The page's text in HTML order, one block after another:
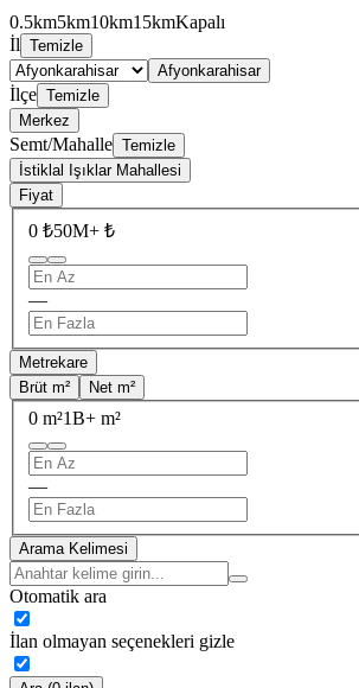
0.5km5km10km15kmKapalı
İl Temizle
Afyonkarahisar
İlçe Temizle
Merkez
Semt/Mahalle Temizle
İstiklal Işıklar Mahallesi
Fiyat
0 ₺50M+ ₺
—
Metrekare
Brüt m²
Net m²
0 m²1B+ m²
—
Arama Kelimesi
Otomatik ara
İlan olmayan seçenekleri gizle